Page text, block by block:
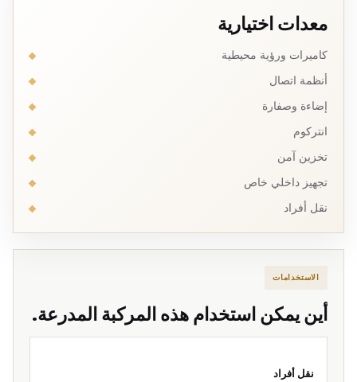
معدات اختيارية
كاميرات ورؤية محيطية
أنظمة اتصال
إضاءة وصفارة
انتركوم
تخزين آمن
تجهيز داخلي خاص
نقل أفراد
الاستخدامات
أين يمكن استخدام هذه المركبة المدرعة.
نقل أفراد